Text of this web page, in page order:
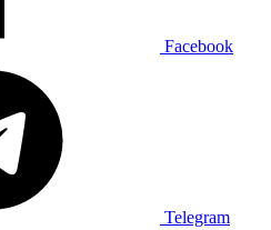
Facebook
Telegram